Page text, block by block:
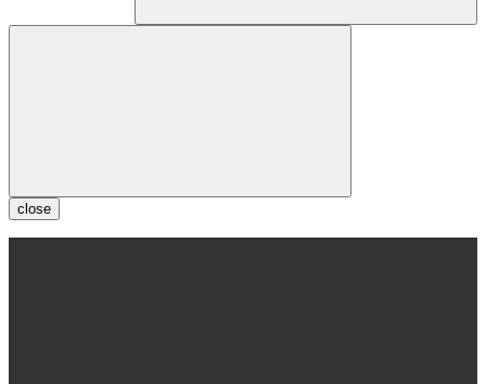
close